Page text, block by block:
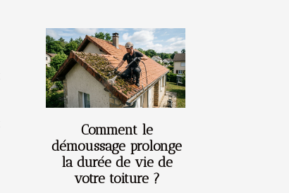
Comment le
démoussage prolonge
la durée de vie de
votre toiture ?